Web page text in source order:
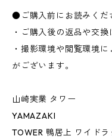
●ご購入前にお読みくだ
・ご購入後の返品や交換
・撮影環境や閲覧環境
がございます。
山崎実業 タワー
YAMAZAKI
TOWER 鴨居上 ワイド